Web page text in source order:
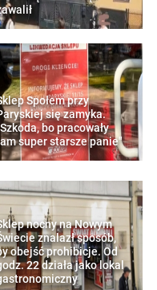
Społem przy
się zamyka.
bo pracowały
super starsze panie"
nocny na Nowym
znalazł sposób,
obejść prohibicje. Od
22 działa jako lokal